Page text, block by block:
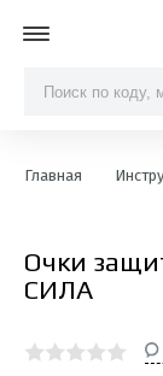
Главная
Очки
СИЛА